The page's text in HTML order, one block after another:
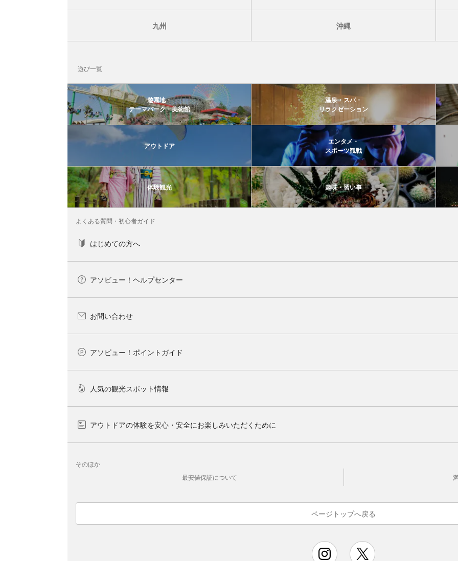
九州 沖縄
遊び一覧
遊園地・
テーマパーク・美術館
温泉・スパ・
リラクゼーション
アウトドア
エンタメ・
スポーツ観戦
体験観光 趣味・習い事
よくある質問・初心者ガイド
はじめての方へ
アソビュー！ヘルプセンター
お問い合わせ
アソビュー！ポイントガイド
人気の観光スポット情報
アウトドアの体験を安心・安全にお楽しみいただくために
そのほか
最安値保証について
ページトップへ戻る